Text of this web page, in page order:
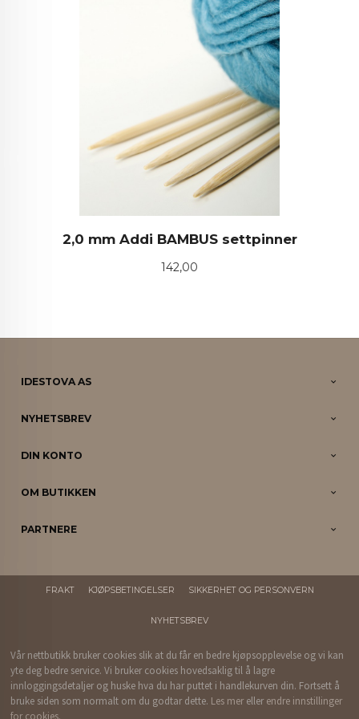
2,0 mm Addi BAMBUS settpinner
Pris
142,00
IDESTOVA AS
NYHETSBREV
DIN KONTO
OM BUTIKKEN
PARTNERE
FRAKT KJØPSBETINGELSER SIKKERHET OG PERSONVERN
NYHETSBREV
Vår nettbutikk bruker cookies slik at du får en bedre kjøpsopplevelse og vi kan
yte deg bedre service. Vi bruker cookies hovedsaklig til å lagre
innloggingsdetaljer og huske hva du har puttet i handlekurven din. Fortsett å
bruke siden som normalt om du godtar dette. Les mer eller endre innstillinger
for cookies.